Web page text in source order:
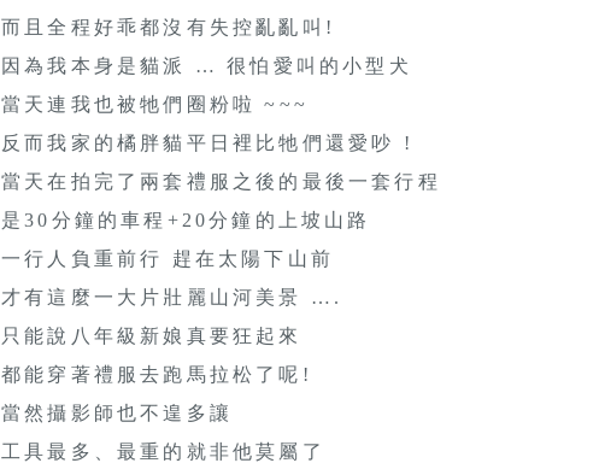
而且全程好乖都沒有失控亂亂叫!
因為我本身是貓派 … 很怕愛叫的小型犬
當天連我也被牠們圈粉啦 ~~~
反而我家的橘胖貓平日裡比牠們還愛吵 !
當天在拍完了兩套禮服之後的最後一套行程
是30分鐘的車程+20分鐘的上坡山路
一行人負重前行 趕在太陽下山前
才有這麼一大片壯麗山河美景 ….
只能說八年級新娘真要狂起來
都能穿著禮服去跑馬拉松了呢!
當然攝影師也不遑多讓
工具最多、最重的就非他莫屬了